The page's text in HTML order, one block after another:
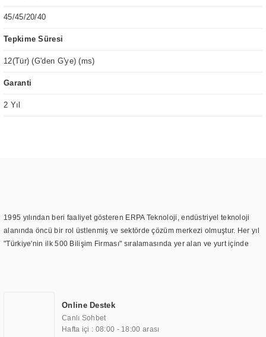
45/45/20/40
Tepkime Süresi
12(Tür) (G'den G'ye) (ms)
Garanti
2 Yıl
1995 yılından beri faaliyet gösteren ERPA Teknoloji, endüstriyel teknoloji
alanında öncü bir rol üstlenmiş ve sektörde çözüm merkezi olmuştur. Her yıl
"Türkiye'nin ilk 500 Bilişim Firması" sıralamasında yer alan ve yurt içinde
TOCHI markası altında kendi ürettiği ürünlerde kullanmıştır. Günümüzde
TOCHI; videowall, digital signage, kiosk, totem, akıllı durak ekranı, araç içi
ekran, asansör ekranı, digital menüboard, marin ekran, medikal ekran,
Online Destek
Canlı Sohbet
Hafta içi : 08:00 - 18:00 arası